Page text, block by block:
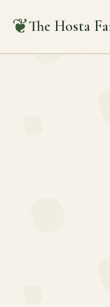
❦The Hosta